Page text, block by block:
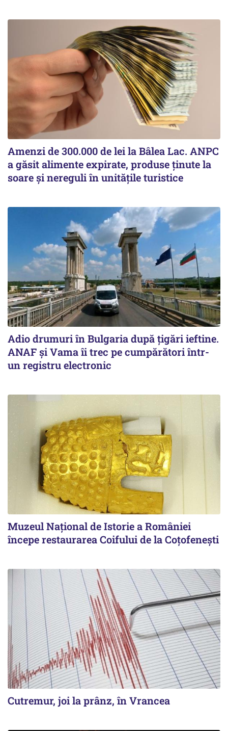
Amenzi de 300.000 de lei la Bâlea Lac. ANPC
a găsit alimente expirate, produse ținute la
soare și nereguli în unitățile turistice
Adio drumuri în Bulgaria după țigări ieftine.
ANAF și Vama îi trec pe cumpărători într-
un registru electronic
Muzeul Național de Istorie a României
începe restaurarea Coifului de la Coțofenești
Cutremur, joi la prânz, în Vrancea